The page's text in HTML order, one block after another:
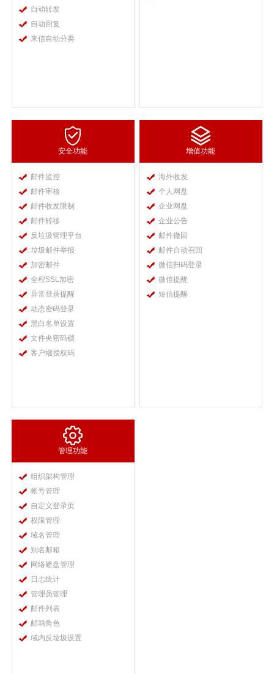
自动转发
自动回复
来信自动分类
安全功能
邮件监控
邮件审核
邮件收发限制
邮件转移
反垃圾管理平台
垃圾邮件举报
加密邮件
全程SSL加密
异常登录提醒
动态密码登录
黑白名单设置
文件夹密码锁
客户端授权码
增值功能
海外收发
个人网盘
企业网盘
企业公告
邮件撤回
邮件自动召回
微信扫码登录
微信提醒
短信提醒
管理功能
组织架构管理
帐号管理
自定义登录页
权限管理
域名管理
别名邮箱
网络硬盘管理
日志统计
管理员管理
邮件列表
邮箱角色
域内反垃圾设置